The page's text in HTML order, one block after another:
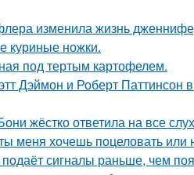
изменила жизнь
куриные ножки.
под тертым картофелем.
Дэймон и Роберт Паттинсон
жёстко ответила на все
меня хочешь поцеловать или
подаёт сигналы раньше, чем